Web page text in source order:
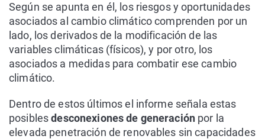
Según se apunta en él, los riesgos y oportunidades
asociados al cambio climático comprenden por un
lado, los derivados de la modificación de las
variables climáticas (físicos), y por otro, los
asociados a medidas para combatir ese cambio
climático.
Dentro de estos últimos el informe señala estas
posiblesdesconexiones de generación por la
elevada penetración de renovables sin capacidades